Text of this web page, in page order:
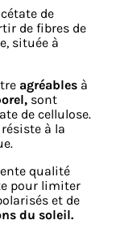
de
de fibres de
située à
agréables à
sont
de cellulose.
résiste à la
qualité
pour limiter
et de
du soleil.